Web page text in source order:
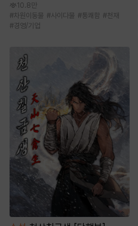
10.8만
#차원이동물 #사이다물 #통쾌함 #천재
#경영/기업